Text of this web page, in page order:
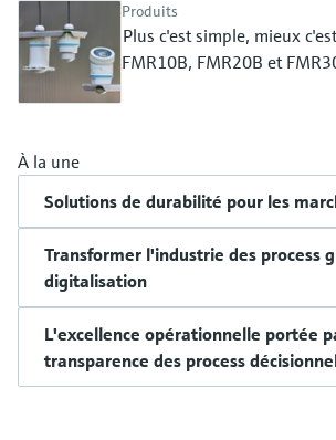
Produits
Plus c'est simple, mieux
FMR10B, FMR20B et
À la une
Solutions de durabilité pour les
Transformer l'industrie des process
digitalisation
L'excellence opérationnelle portée
transparence des process